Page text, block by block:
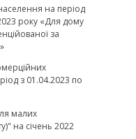
на період
року «Для дому
за
з 01.04.2023 по
малих
на січень 2022